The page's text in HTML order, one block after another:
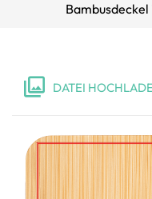
DATEI